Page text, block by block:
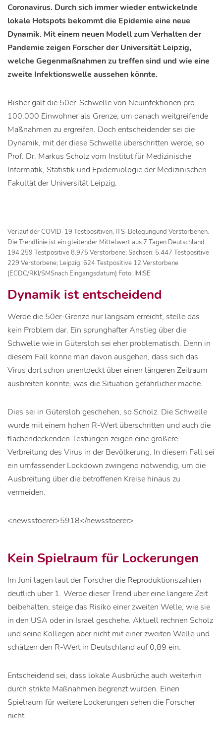
Coronavirus. Durch sich immer wieder entwickelnde
lokale Hotspots bekommt die Epidemie eine neue
Dynamik. Mit einem neuen Modell zum Verhalten der
Pandemie zeigen Forscher der Universität Leipzig,
welche Gegenmaßnahmen zu treffen sind und wie eine
zweite Infektionswelle aussehen könnte.
Bisher galt die 50er-Schwelle von Neuinfektionen pro
100.000 Einwohner als Grenze, um danach weitgreifende
Maßnahmen zu ergreifen. Doch entscheidender sei die
Dynamik, mit der diese Schwelle überschritten werde, so
Prof. Dr. Markus Scholz vom Institut für Medizinische
Informatik, Statistik und Epidemiologie der Medizinischen
Fakultät der Universität Leipzig.
Verlauf der COVID-19 Testpositiven, ITS-Belegungund Verstorbenen.
Die Trendlinie ist ein gleitender Mittelwert aus 7 Tagen.Deutschland:
194.259 Testpositive 8.975 Verstorbene; Sachsen: 5.447 Testpositive
229 Verstorbene; Leipzig: 624 Testpositive 12 Verstorbene
(ECDC/RKI/SMSnach Eingangsdatum) Foto: IMISE
Dynamik ist entscheidend
Werde die 50er-Grenze nur langsam erreicht, stelle das
kein Problem dar. Ein sprunghafter Anstieg über die
Schwelle wie in Gütersloh sei eher problematisch. Denn in
diesem Fall könne man davon ausgehen, dass sich das
Virus dort schon unentdeckt über einen längeren Zeitraum
ausbreiten konnte, was die Situation gefährlicher mache.
Dies sei in Gütersloh geschehen, so Scholz. Die Schwelle
wurde mit einem hohen R-Wert überschritten und auch die
flächendeckenden Testungen zeigen eine größere
Verbreitung des Virus in der Bevölkerung. In diesem Fall sei
ein umfassender Lockdown zwingend notwendig, um die
Ausbreitung über die betroffenen Kreise hinaus zu
vermeiden.
<newsstoerer>5918</newsstoerer>
Kein Spielraum für Lockerungen
Im Juni lagen laut der Forscher die Reproduktionszahlen
deutlich über 1. Werde dieser Trend über eine längere Zeit
beibehalten, steige das Risiko einer zweiten Welle, wie sie
in den USA oder in Israel geschehe. Aktuell rechnen Scholz
und seine Kollegen aber nicht mit einer zweiten Welle und
schätzen den R-Wert in Deutschland auf 0,89 ein.
Entscheidend sei, dass lokale Ausbrüche auch weiterhin
durch strikte Maßnahmen begrenzt würden. Einen
Spielraum für weitere Lockerungen sehen die Forscher
nicht.